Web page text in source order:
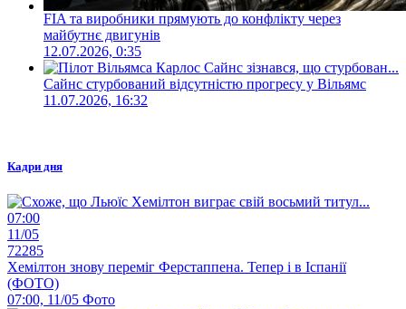
FIA та виробники прямують до конфлікту через
майбутнє двигунів
12.07.2026, 0:35
Сайнс стурбований відсутністю прогресу у Вільямс
11.07.2026, 16:32
Кадри дня
07:00
11/05
72285
Хемілтон знову переміг Ферстаппена. Тепер і в Іспанії
(ФОТО)
07:00, 11/05 Фото